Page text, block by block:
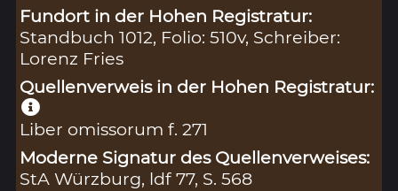
Fundort in der Hohen Registratur:
Standbuch 1012, Folio: 510v, Schreiber:
Lorenz Fries
Quellenverweis in der Hohen Registratur:
Liber omissorum f. 271
Moderne Signatur des Quellenverweises:
StA Würzburg, ldf 77, S. 568